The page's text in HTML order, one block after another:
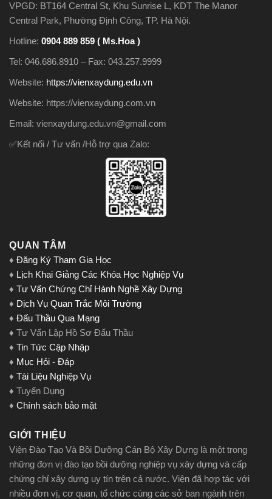
VPGD: BT164 Central St, Khu Sunrise L, KDT The Manor
Central Park, Phường Định Công, TP. Hà Nội.
Hotline: 0904 889 859 ( Ms.Hoa )
Tel: 046.686.8910 – Fax: 043.257.9999
Website: https://vienxaydung.edu.vn
Website: https://vienxaydung.com.vn
Email: vienxaydung.edu.vn@gmail.com
✅Kết nối / Tư vấn /Hỗ trợ qua Zalo:
QUAN TÂM
♦ Đăng Ký Tham Gia Học
♦ Lịch Khai Giảng Các Khóa Học Nghiệp Vụ
♦ Tư Vấn Chứng Chỉ Hành Nghề Xây Dựng
♦ Dịch Vụ Quan Trắc Môi Trường
♦ Đấu Thầu Qua Mạng
♦ Tư Vấn Lập Hồ Sơ Đấu Thầu
♦ Tin Tức Cập Nhập
♦ Mục Hỏi - Đáp
♦ Tài Liệu Nghiệp Vụ
♦ Tuyển Dụng
♦ Chính sách bảo mật
GIỚI THIỆU
Viện Đào Tạo Và Bồi Dưỡng Cán Bộ Xây Dựng là một trong
những đơn vị đào tạo bồi dưỡng nghiệp vụ xây dựng và cấp
chứng chỉ xây dựng uy tín trên cả nước. Viện đã hợp tác với
nhiều đơn vị, cơ quan, tổ chức cùng các sở ban ngành trên